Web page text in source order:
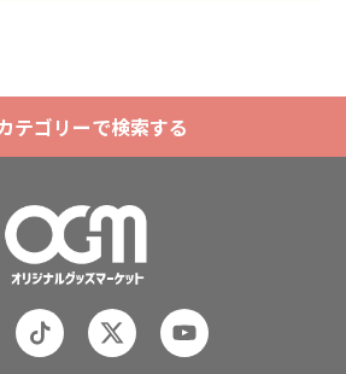
ずお気
テゴリーで検索する